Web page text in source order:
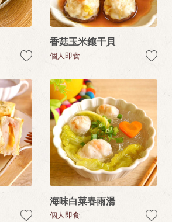
香菇玉米鑲干貝
個人即食
海味白菜春雨湯
個人即食